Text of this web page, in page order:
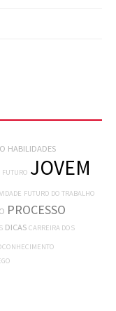
HABILIDADES
FUTURO JOVEM
FUTURO DO TRABALHO
PROCESSO
DICAS CARREIRA DOS